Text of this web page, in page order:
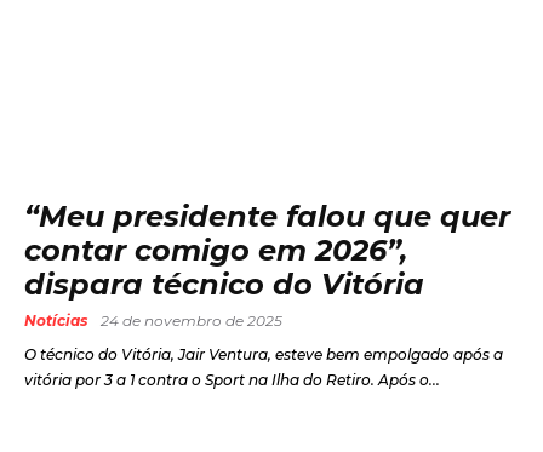
“Meu presidente falou que quer
contar comigo em 2026”,
dispara técnico do Vitória
Notícias
24 de novembro de 2025
O técnico do Vitória, Jair Ventura, esteve bem empolgado após a
vitória por 3 a 1 contra o Sport na Ilha do Retiro. Após o...